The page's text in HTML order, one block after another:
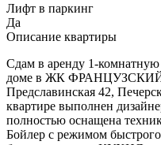
Лифт в паркинг
Да
Описание квартиры
Сдам в аренду 1-комнатную
доме в ЖК ФРАНЦУЗСКИЙ
Предславинская 42,
квартире выполнен
полностью оснащена
Бойлер с режимом